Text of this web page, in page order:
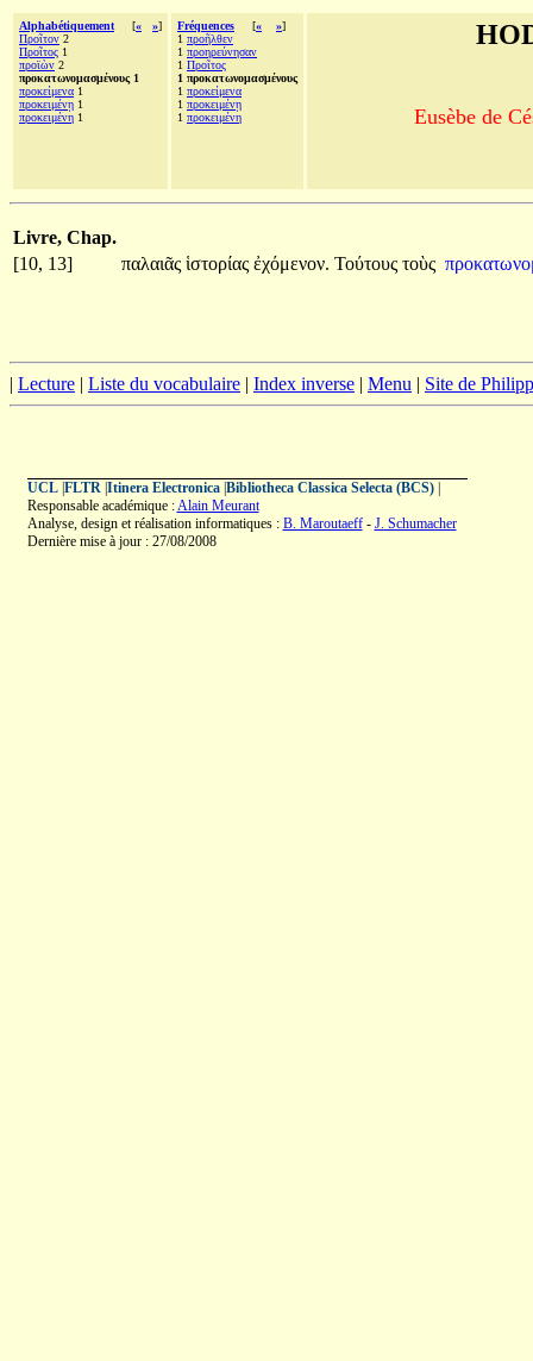
Alphabétiquement [« »]
Προῖτον 2
Προῖτος 1
προϊὼν 2
προκατωνομασμένους 1
προκείμενα 1
προκειμένῃ 1
προκειμένη 1
Fréquences [« »]
1 προῆλθεν
1 προηρεύνησαν
1 Προῖτος
1 προκατωνομασμένους
1 προκείμενα
1 προκειμένῃ
1 προκειμένη Eusèbe de
Livre, Chap.
[10, 13]
παλαιᾶς ἱστορίας ἐχόμενον. Τούτους τοὺς
| Lecture | Liste du vocabulaire | Index inverse | Menu | Site de
UCL| FLTR| Itinera Electronica| Bibliotheca Classica Selecta (BCS)|
Responsable académique :Alain Meurant
Analyse, design et réalisation informatiques : B. Maroutaeff- J. Schumacher
Dernière mise à jour : 27/08/2008